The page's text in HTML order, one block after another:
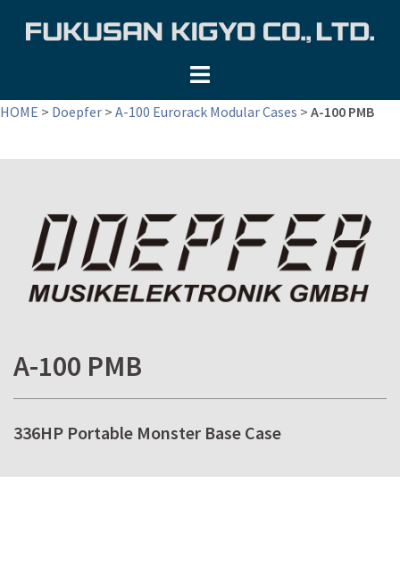
ツ
HOME > Doepfer > A-100 Eurorack Modular Cases > A-100 PMB
A-100 PMB
336HP Portable Monster Base Case